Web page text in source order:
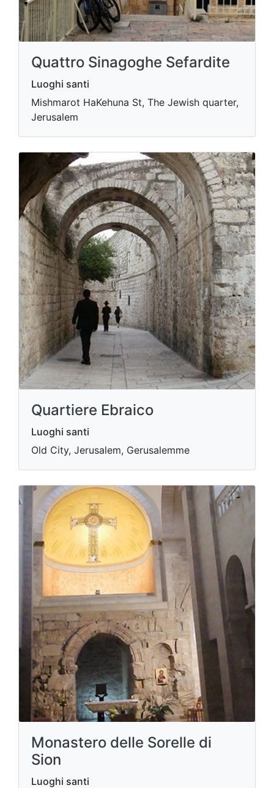
Quattro Sinagoghe Sefardite
Luoghi santi
Mishmarot HaKehuna St, The Jewish quarter,
Jerusalem
Quartiere Ebraico
Luoghi santi
Old City, Jerusalem, Gerusalemme
Monastero delle Sorelle di
Sion
Luoghi santi